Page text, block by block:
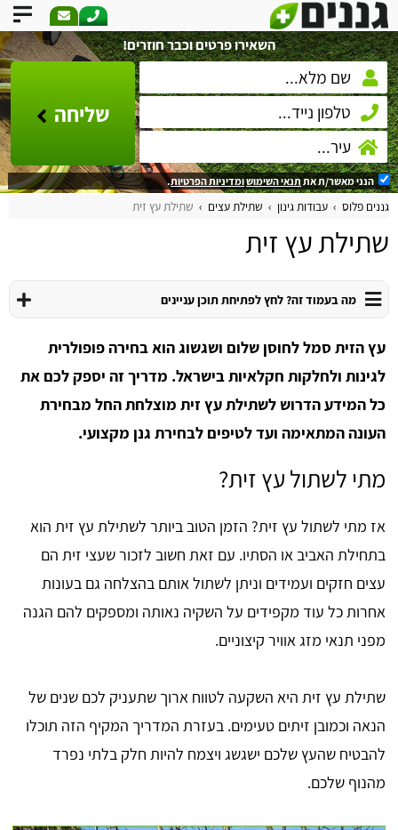
השאירו פרטים וכבר חוזרים!
שליחה
הנני מאשר/ת אתתנאי השימושומדיניות הפרטיות.
גננים פלוס עבודות גינון שתילת עצים שתילת עץ זית
שתילת עץ זית
מה בעמוד זה? לחץ לפתיחת תוכן עניינים
עץ הזית סמל לחוסן שלום ושגשוג הוא בחירה פופולרית
לגינות ולחלקות חקלאיות בישראל. מדריך זה יספק לכם את
כל המידע הדרוש לשתילת עץ זית מוצלחת החל מבחירת
העונה המתאימה ועד לטיפים לבחירת גנן מקצועי.
מתי לשתול עץ זית?
אז מתי לשתול עץ זית? הזמן הטוב ביותר לשתילת עץ זית הוא
בתחילת האביב או הסתיו. עם זאת חשוב לזכור שעצי זית הם
עצים חזקים ועמידים וניתן לשתול אותם בהצלחה גם בעונות
אחרות כל עוד מקפידים על השקיה נאותה ומספקים להם הגנה
מפני תנאי מזג אוויר קיצוניים.
שתילת עץ זית היא השקעה לטווח ארוך שתעניק לכם שנים של
הנאה וכמובן זיתים טעימים. בעזרת המדריך המקיף הזה תוכלו
להבטיח שהעץ שלכם ישגשג ויצמח להיות חלק בלתי נפרד
מהנוף שלכם.